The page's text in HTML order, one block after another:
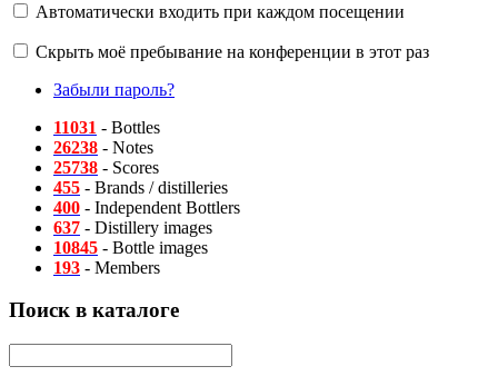
Автоматически входить при каждом посещении
Скрыть моё пребывание на конференции в этот раз
Забыли пароль?
11031 - Bottles
26238 - Notes
25738 - Scores
455 - Brands / distilleries
400 - Independent Bottlers
637 - Distillery images
10845 - Bottle images
193 - Members
Поиск в каталоге